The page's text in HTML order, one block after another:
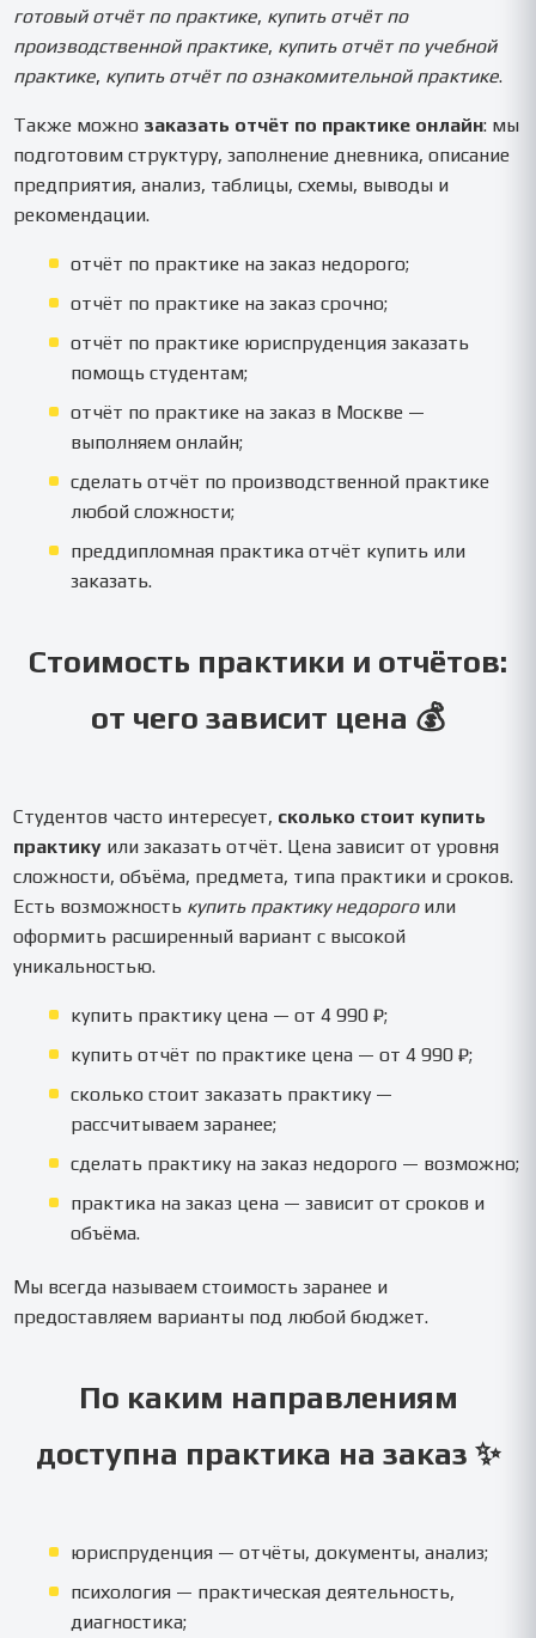
готовый отчёт по практике, купить отчёт по
производственной практике, купить отчёт по учебной
практике, купить отчёт по ознакомительной практике.
Также можно заказать отчёт по практике онлайн: мы
подготовим структуру, заполнение дневника, описание
предприятия, анализ, таблицы, схемы, выводы и
рекомендации.
отчёт по практике на заказ недорого;
отчёт по практике на заказ срочно;
отчёт по практике юриспруденция заказать
помощь студентам;
отчёт по практике на заказ в Москве —
выполняем онлайн;
сделать отчёт по производственной практике
любой сложности;
преддипломная практика отчёт купить или
заказать.
Стоимость практики и отчётов:
от чего зависит цена 💰
Студентов часто интересует, сколько стоит купить
практику или заказать отчёт. Цена зависит от уровня
сложности, объёма, предмета, типа практики и сроков.
Есть возможность купить практику недорогоили
оформить расширенный вариант с высокой
уникальностью.
купить практику цена — от 4 990 ₽;
купить отчёт по практике цена — от 4 990 ₽;
сколько стоит заказать практику —
рассчитываем заранее;
сделать практику на заказ недорого — возможно;
практика на заказ цена — зависит от сроков и
объёма.
Мы всегда называем стоимость заранее и
предоставляем варианты под любой бюджет.
По каким направлениям
доступна практика на заказ ✨
юриспруденция — отчёты, документы, анализ;
психология — практическая деятельность,
диагностика;